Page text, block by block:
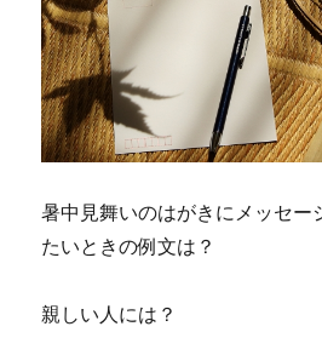
暑中見舞いのはがきにメッセー
たいときの例文は？
親しい人には？